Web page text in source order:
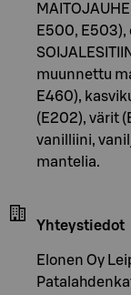
E500, E503),
muunnettu
E460),
(E202), värit
vanilliini,
mantelia.
Yhteystiedot
Elonen Oy